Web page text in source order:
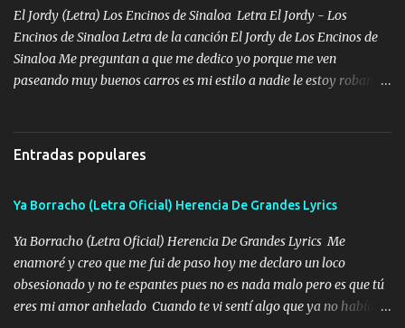
encierra princesa tu sabes que nunca saldras de mi mente Ella era
la peligro...
El Jordy (Letra) Los Encinos de Sinaloa Letra El Jordy - Los
Encinos de Sinaloa Letra de la canción El Jordy de Los Encinos de
Sinaloa Me preguntan a que me dedico yo porque me ven
paseando muy buenos carros es mi estilo a nadie le estoy robando
miraban trabajando la escuela dejé el dinero estaba escaso Mi
familia que nunca les falte nada es la gran razón que a diario me
mi esposa no se ra'ja Música Me rodearon y la puerta me
tumbaron prisionero en caliente me llevaron me achacaba cargos
que estaban muy raros me gritaba a donde tienes el clavo Yo me
enfiesto me gusta vivir en grande más me cuido me gusta ser
responsable hay rateros envidiosos que no falten mi dios es grande
me cuida de las maldades Pa el equipo aquí le mando un abrazo
Entradas populares
Ya Borracho (Letra Oficial) Herencia De Grandes Lyrics
Ya Borracho (Letra Oficial) Herencia De Grandes Lyrics Me
enamoré y creo que me fui de paso hoy me declaro un loco
obsesionado y no te espantes pues no es nada malo pero es que tú
eres mi amor anhelado Cuando te vi sentí algo que ya no había